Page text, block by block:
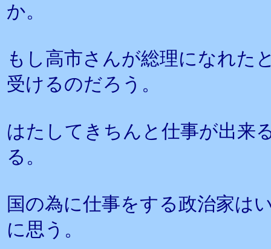
か。
もし高市さんが総理になれた
受けるのだろう。
はたしてきちんと仕事が出来
る。
国の為に仕事をする政治家は
に思う。